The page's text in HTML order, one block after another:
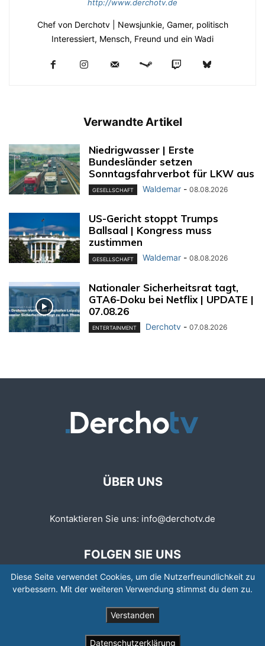
http://www.derchotv.de
Chef von Derchotv | Newsjunkie, Gamer, politisch
Interessiert, Mensch, Freund und ein Wadi
Verwandte Artikel
Niedrigwasser | Erste
Bundesländer setzen
Sonntagsfahrverbot für LKW aus
GESELLSCHAFT Waldemar - 08.08.2026
US-Gericht stoppt Trumps
Ballsaal | Kongress muss
zustimmen
GESELLSCHAFT Waldemar - 08.08.2026
Nationaler Sicherheitsrat tagt,
GTA6-Doku bei Netflix | UPDATE |
07.08.26
ENTERTAINMENT Derchotv - 07.08.2026
ÜBER UNS
Kontaktieren Sie uns: info@derchotv.de
FOLGEN SIE UNS
© © Copyright 2008 - 2026 | Newspaper by TagDiv
Diese Seite verwendet Cookies, um die Nutzerfreundlichkeit zu
verbessern. Mit der weiteren Verwendung stimmst du dem zu.
Verstanden
Datenschutzerklärung